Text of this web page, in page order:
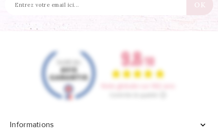
Informations
